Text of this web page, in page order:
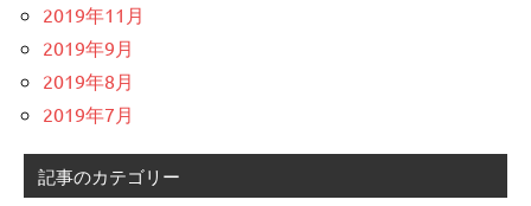
2019年11月
2019年9月
2019年8月
2019年7月
記事のカテゴリー